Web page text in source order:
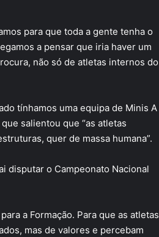
para que toda a gente tenha o
a pensar que iria haver um
não só de atletas internos do
tínhamos uma equipa de Minis A
salientou que “as atletas
quer de massa humana”.
disputar o Campeonato Nacional
a Formação. Para que as atletas
mas de valores e percebam